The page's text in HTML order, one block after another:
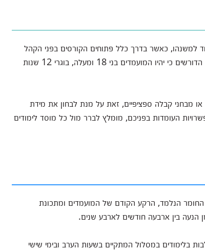
למשנהו, כאשר בדרך כלל פתוחים הקורסים בפני הקהל
הרחב ואינם מציבים דרישות קבלה כלל, אמנם ישנם כאלו הדורשים כי יהיו המועמדים בני 18 ומעלה, בוגרי 12 שנות
או מבחני קבלה ספציפיים, זאת על מנת לבחון את מידת
העומדות בפניכם, מומלץ לברר מול כל מוסד לימודים
החומר הנלמד, הרקע הקודם של המועמדים ומתכונת
הנעה בין ארבעה חודשים לארבע שנים.
בלימודים במסלול המתקיים בשעות הערב ובימי שישי